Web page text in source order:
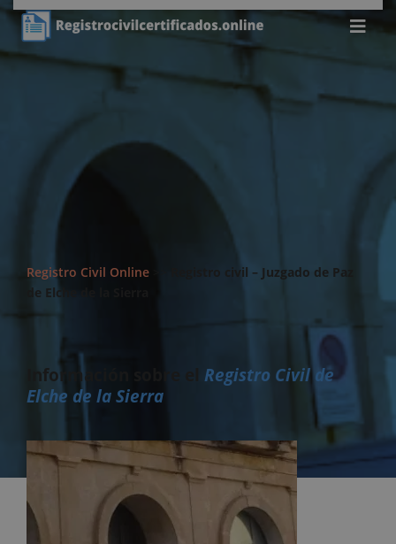
Registro Civil Online
Registro civil – Juzgado de Paz
de Elche de la Sierra
Información sobre el Registro Civil de
Elche de la Sierra